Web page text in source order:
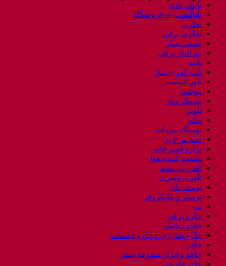
بازگشت به فروشگاه
بالش بادی
بخارپز
بخاری
بخاری برقی
بستنی ساز
بند انداز برقی
پابند
پاپ کورن ساز
پاور استیشن
پتوشور
پشمک ساز
پلوپز
پنکه
پوشاک مردانه
تخم مرغ پز
ترازو آشپزخانه
تصفیه کننده هوا
تلفن بی سیم
تلفن رومیزی
توستر نان
توستر و مایکروفر
تی
جارو برقی
جارو رباتیک
جارو شارژی و جارو ایستاده
چادر
چاقو و ابزار متفرقه سفر
چای خارجی